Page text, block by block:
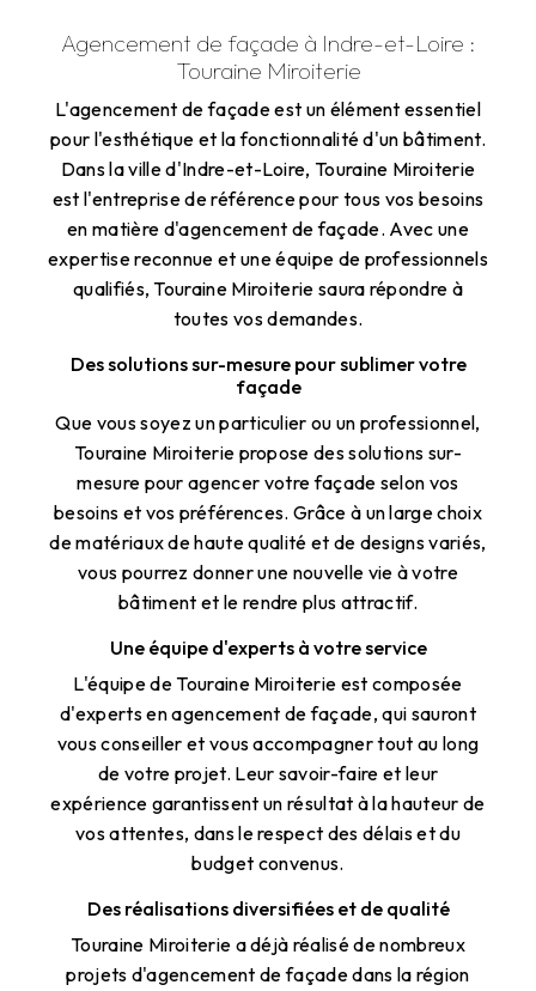
Agencement de façade à Indre-et-Loire :
Touraine Miroiterie
L'agencement de façade est un élément essentiel
pour l'esthétique et la fonctionnalité d'un bâtiment.
Dans la ville d'Indre-et-Loire, Touraine Miroiterie
est l'entreprise de référence pour tous vos besoins
en matière d'agencement de façade. Avec une
expertise reconnue et une équipe de professionnels
qualifiés, Touraine Miroiterie saura répondre à
toutes vos demandes.
Des solutions sur-mesure pour sublimer votre
façade
Que vous soyez un particulier ou un professionnel,
Touraine Miroiterie propose des solutions sur-
mesure pour agencer votre façade selon vos
besoins et vos préférences. Grâce à un large choix
de matériaux de haute qualité et de designs variés,
vous pourrez donner une nouvelle vie à votre
bâtiment et le rendre plus attractif.
Une équipe d'experts à votre service
L'équipe de Touraine Miroiterie est composée
d'experts en agencement de façade, qui sauront
vous conseiller et vous accompagner tout au long
de votre projet. Leur savoir-faire et leur
expérience garantissent un résultat à la hauteur de
vos attentes, dans le respect des délais et du
budget convenus.
Des réalisations diversifiées et de qualité
Touraine Miroiterie a déjà réalisé de nombreux
projets d'agencement de façade dans la région